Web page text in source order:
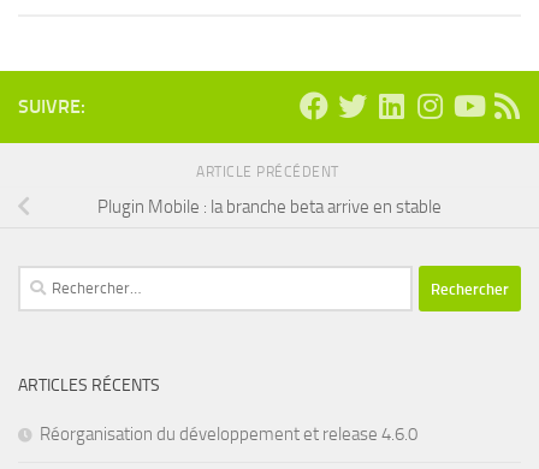
SUIVRE:
ARTICLE PRÉCÉDENT
Plugin Mobile : la branche beta arrive en stable
Rechercher :
ARTICLES RÉCENTS
Réorganisation du développement et release 4.6.0